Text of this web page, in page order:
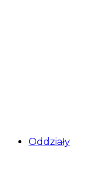
Oddziały